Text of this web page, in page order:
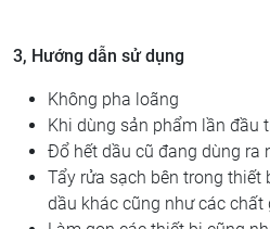
3, Hướng dẫn sử dụng
Không pha loãng
Khi dùng sản phẩm lần đầu
Đổ hết dầu cũ đang dùng ra
Tẩy rửa sạch bên trong thiết
dầu khác cũng như các chất